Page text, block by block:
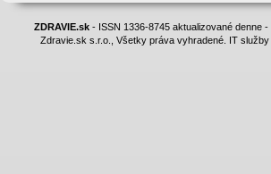
ZDRAVIE.sk- ISSN 1336-8745 aktualizované denne -
Zdravie.sk s.r.o., Všetky práva vyhradené. IT služby